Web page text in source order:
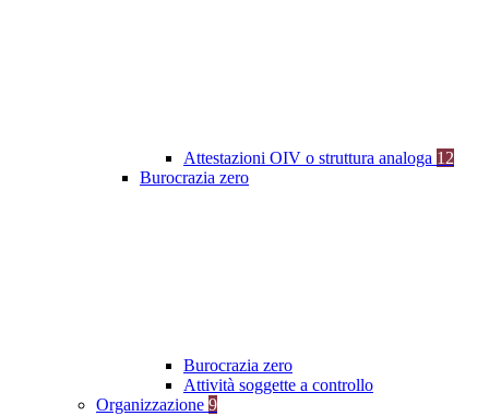
Attestazioni OIV o struttura analoga 12
Burocrazia zero
Burocrazia zero
Attività soggette a controllo
Organizzazione 9